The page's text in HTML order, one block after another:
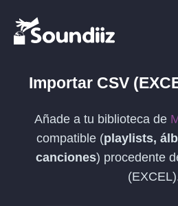
Importar CSV
Añade a tu biblioteca de
compatible (playlists,
canciones) procedente
(EXCEL)